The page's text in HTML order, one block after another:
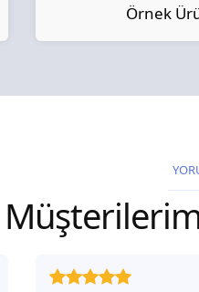
Örnek